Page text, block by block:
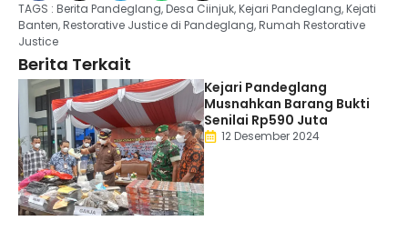
TAGS : Berita Pandeglang,Desa Ciinjuk,Kejari Pandeglang,Kejati
Banten,Restorative Justice di Pandeglang,Rumah Restorative
Justice
Berita Terkait
Kejari Pandeglang
Musnahkan Barang Bukti
Senilai Rp590 Juta
12 Desember 2024